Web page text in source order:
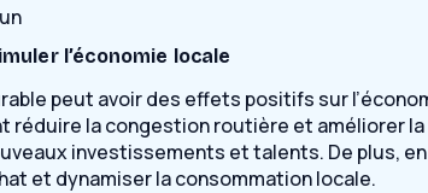
l’économie locale
peut avoir des effets positifs sur
réduire la congestion routière et améliorer
investissements et talents. De plus,
et dynamiser la consommation locale.